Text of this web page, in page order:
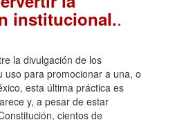
institucional..
la divulgación de los
uso para promocionar a una, o
esta última práctica es
y, a pesar de estar
cientos de